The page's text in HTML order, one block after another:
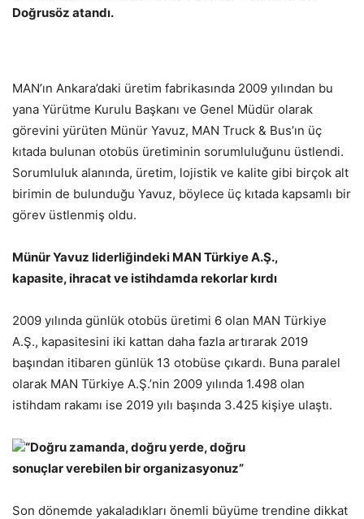
Doğrusöz atandı.
MAN’ın Ankara’daki üretim fabrikasında 2009 yılından bu
yana Yürütme Kurulu Başkanı ve Genel Müdür olarak
görevini yürüten Münür Yavuz, MAN Truck & Bus’ın üç
kıtada bulunan otobüs üretiminin sorumluluğunu üstlendi.
Sorumluluk alanında, üretim, lojistik ve kalite gibi birçok alt
birimin de bulunduğu Yavuz, böylece üç kıtada kapsamlı bir
görev üstlenmiş oldu.
Münür Yavuz liderliğindeki MAN Türkiye A.Ş.,
kapasite, ihracat ve istihdamda rekorlar kırdı
2009 yılında günlük otobüs üretimi 6 olan MAN Türkiye
A.Ş., kapasitesini iki kattan daha fazla artırarak 2019
başından itibaren günlük 13 otobüse çıkardı. Buna paralel
olarak MAN Türkiye A.Ş.’nin 2009 yılında 1.498 olan
istihdam rakamı ise 2019 yılı başında 3.425 kişiye ulaştı.
“Doğru zamanda, doğru yerde, doğru
sonuçlar verebilen bir organizasyonuz”
Son dönemde yakaladıkları önemli büyüme trendine dikkat